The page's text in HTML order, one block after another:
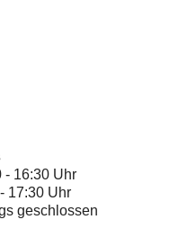
- 16:30 Uhr
17:30 Uhr
geschlossen